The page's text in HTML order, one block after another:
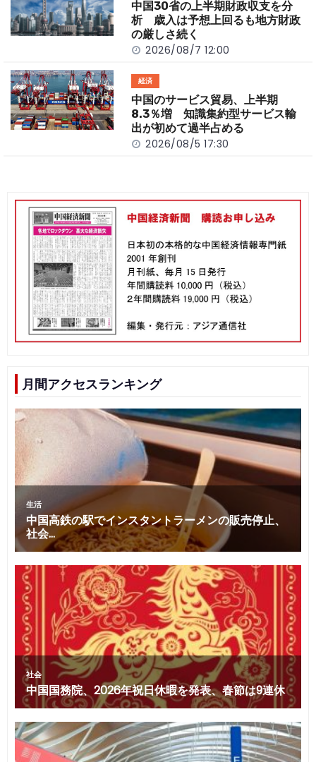
中国30省の上半期財政収支を分
析 歳入は予想上回るも地方財政
の厳しさ続く
2026/08/7 12:00
経済
中国のサービス貿易、上半期
8.3％増 知識集約型サービス輸
出が初めて過半占める
2026/08/5 17:30
月間アクセスランキング